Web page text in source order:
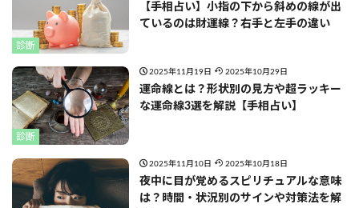
診断
【手相占い】小指の下から斜めの線が出
ているのは財運線？右手と左手の違い
診断
2025年11月19日 2025年10月29日
運命線とは？形状別の見方や超ラッキー
な運命線3選を解説【手相占い】
2025年11月10日 2025年10月18日
夜中に目が覚めるスピリチュアルな意味
は？時間・状況別のサインや対策法を解